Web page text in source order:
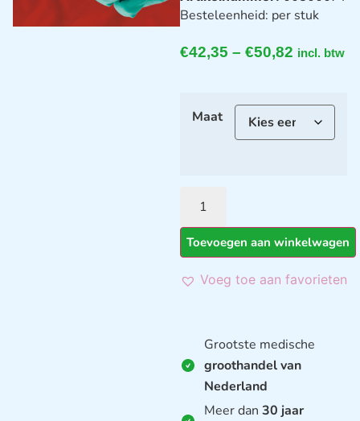
Besteleenheid: per stuk
€42,35 – €50,82 incl. btw
Maat
Toevoegen aan winkelwagen
Voeg toe aan favorieten
Grootste medische
groothandel van
Nederland
Meer dan 30 jaar